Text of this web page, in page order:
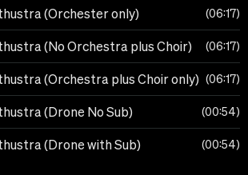
(Orchester only) 06:17
(No Orchestra plus Choir) 06:17
(Orchestra plus Choir only) 06:17
(Drone No Sub) 00:54
(Drone with Sub) 00:54